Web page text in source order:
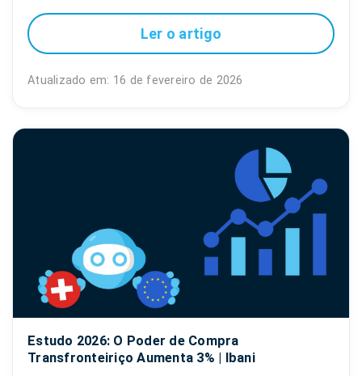
Ler o artigo
Atualizado em: 16 de fevereiro de 2026
Estudo 2026: O Poder de Compra
Transfronteiriço Aumenta 3% | Ibani